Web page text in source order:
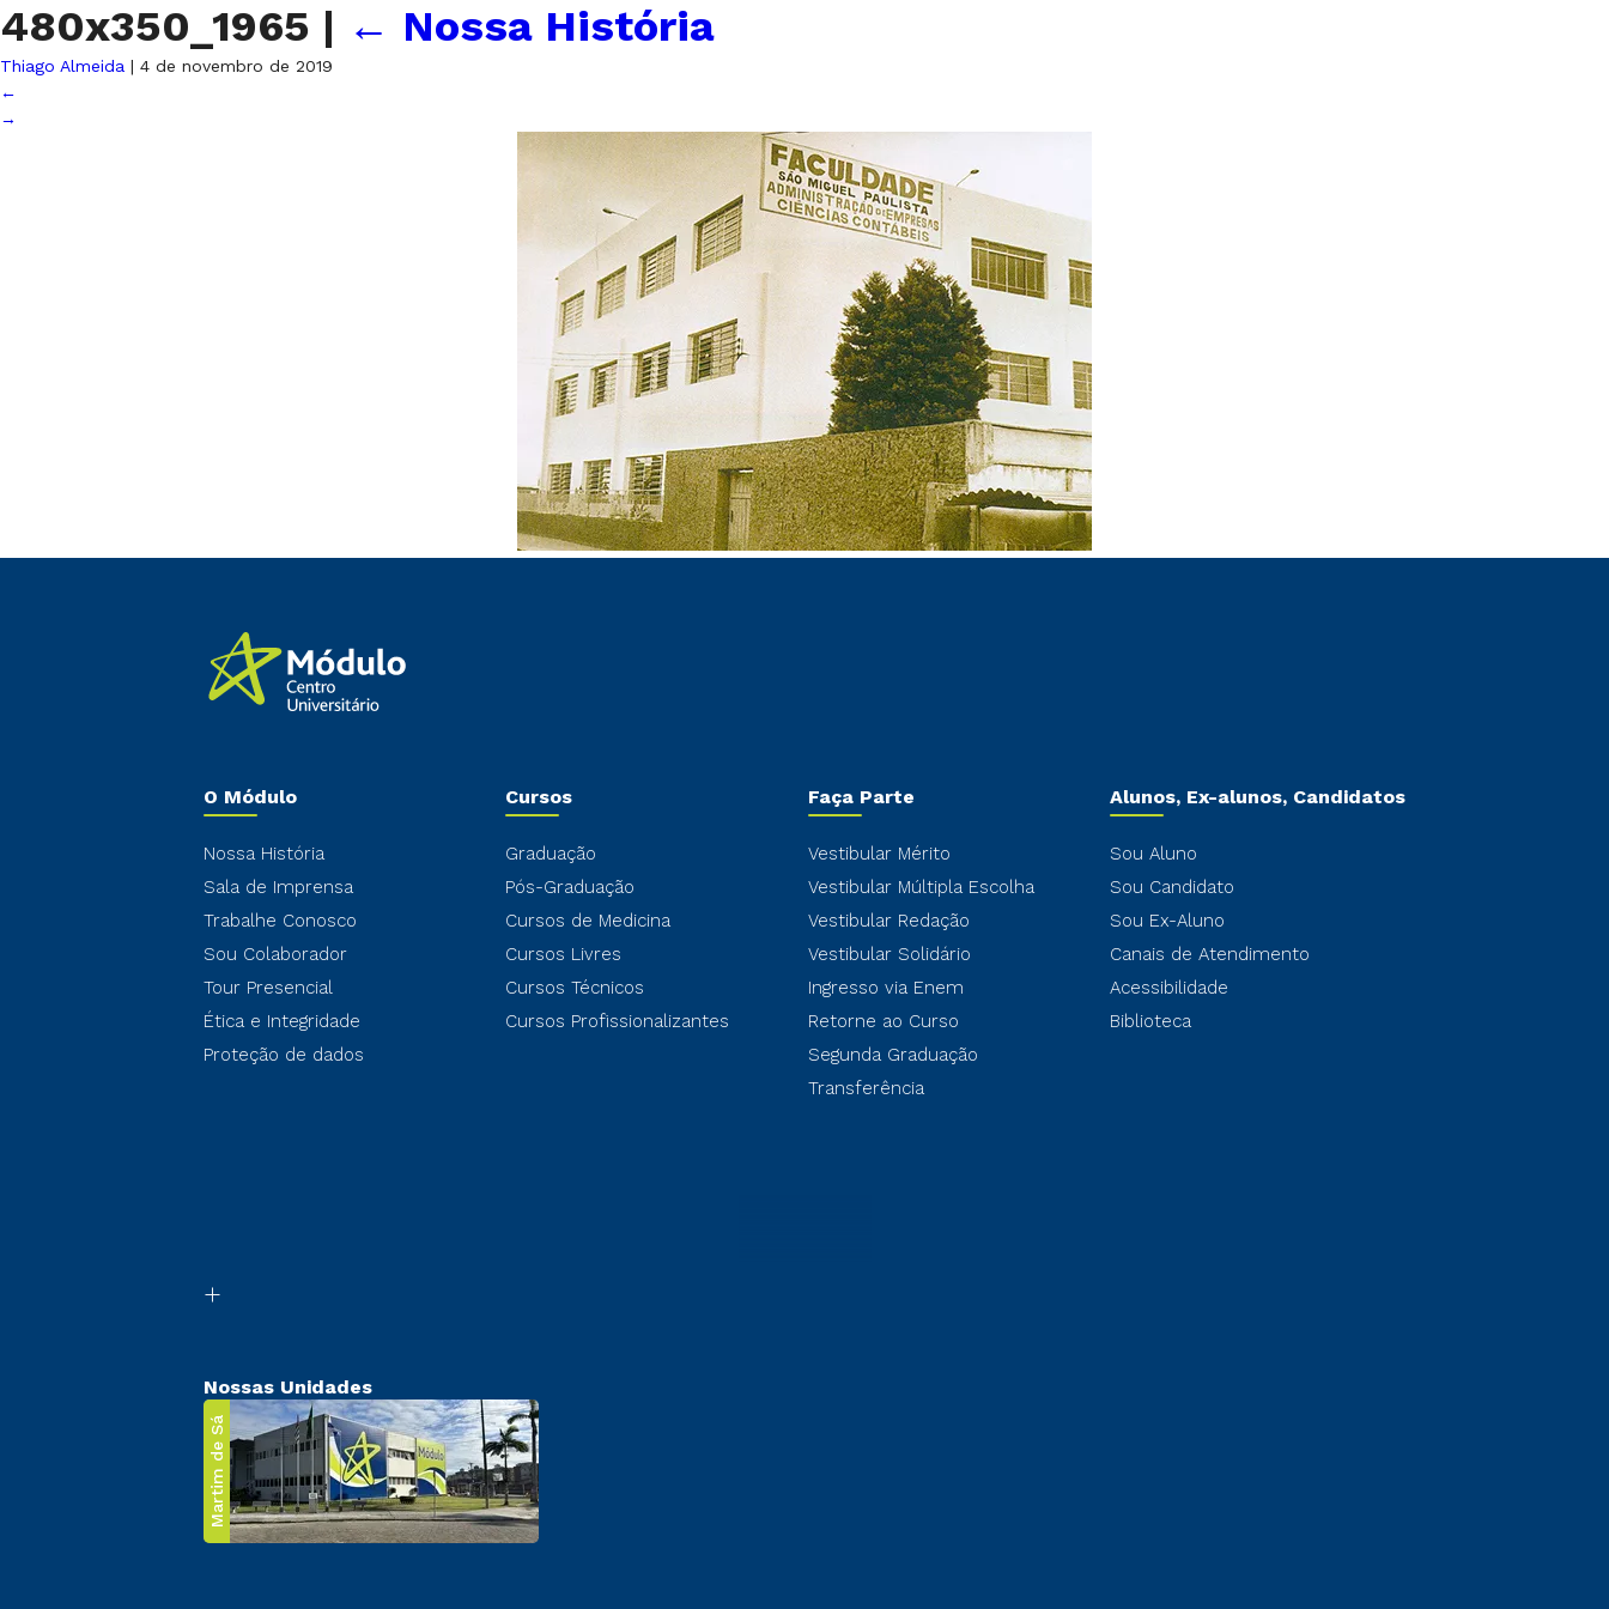
480x350_1965 | ← Nossa História
Thiago Almeida | 4 de novembro de 2019
←
→
O Módulo
Nossa História
Sala de Imprensa
Trabalhe Conosco
Sou Colaborador
Tour Presencial
Ética e Integridade
Proteção de dados
Cursos
Graduação
Pós-Graduação
Cursos de Medicina
Cursos Livres
Cursos Técnicos
Cursos Profissionalizantes
Faça Parte
Vestibular Mérito
Vestibular Múltipla Escolha
Vestibular Redação
Vestibular Solidário
Ingresso via Enem
Retorne ao Curso
Segunda Graduação
Transferência
Alunos, Ex-alunos, Candidatos
Sou Aluno
Sou Candidato
Sou Ex-Aluno
Canais de Atendimento
Acessibilidade
Biblioteca
Nossas Unidades
Martim de Sá